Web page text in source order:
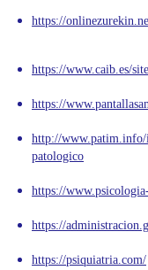
https://
https://www.caib.es/
https://
http://www.patim.info/
patologico
https://
https://
https://psiquiatria.com/